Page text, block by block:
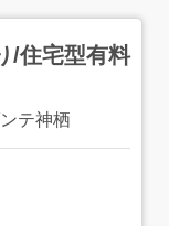
/住宅型有料
テ神栖